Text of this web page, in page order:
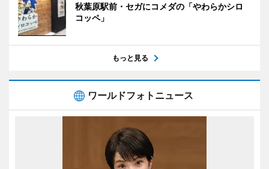
秋葉原駅前・セガにコメダの「やわらかシロ
コッペ」
もっと見る
ワールドフォトニュース